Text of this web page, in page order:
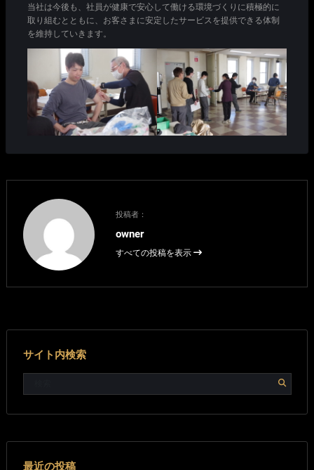
当社は今後も、社員が健康で安心して働ける環境づくりに積極的に
取り組むとともに、お客さまに安定したサービスを提供できる体制
を維持していきます。
投稿者：
owner
すべての投稿を表示
サイト内検索
最近の投稿